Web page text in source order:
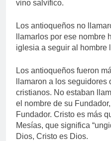
vino salvífico.
Los antioqueños no
llamarlos por ese nombre
iglesia a seguir al hombre
Los antioqueños fueron
llamaron a los
cristianos. No estaban
el nombre de su
Fundador. Cristo es más
Mesías, que significa
Dios, Cristo es Dios.